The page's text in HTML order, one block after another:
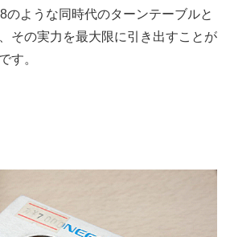
のような同時代のターンテーブルと
その実力を最大限に引き出すことが
す。